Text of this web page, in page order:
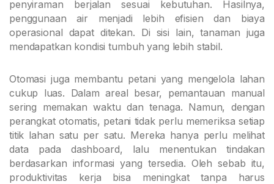
penyiraman berjalan sesuai kebutuhan. Hasilnya,
penggunaan air menjadi lebih efisien dan biaya
operasional dapat ditekan. Di sisi lain, tanaman juga
mendapatkan kondisi tumbuh yang lebih stabil.
Otomasi juga membantu petani yang mengelola lahan
cukup luas. Dalam areal besar, pemantauan manual
sering memakan waktu dan tenaga. Namun, dengan
perangkat otomatis, petani tidak perlu memeriksa setiap
titik lahan satu per satu. Mereka hanya perlu melihat
data pada dashboard, lalu menentukan tindakan
berdasarkan informasi yang tersedia. Oleh sebab itu,
produktivitas kerja bisa meningkat tanpa harus